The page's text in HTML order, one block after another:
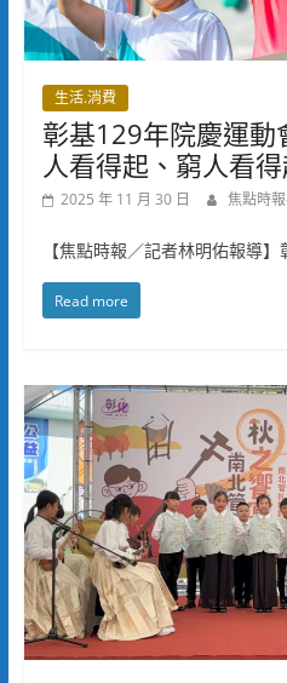
生活.消費
彰基129年院慶運
人看得起、窮人看得
2025 年 11 月 30 日 焦點時
【焦點時報／記者林明佑報導
Read more